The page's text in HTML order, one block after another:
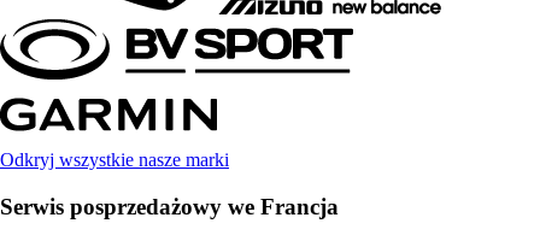
Odkryj wszystkie nasze marki
Serwis posprzedażowy we Francja